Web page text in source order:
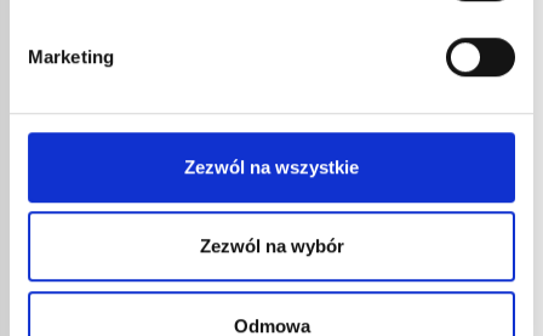
Marketing
Zezwól na wszystkie
Zezwól na wybór
Odmowa